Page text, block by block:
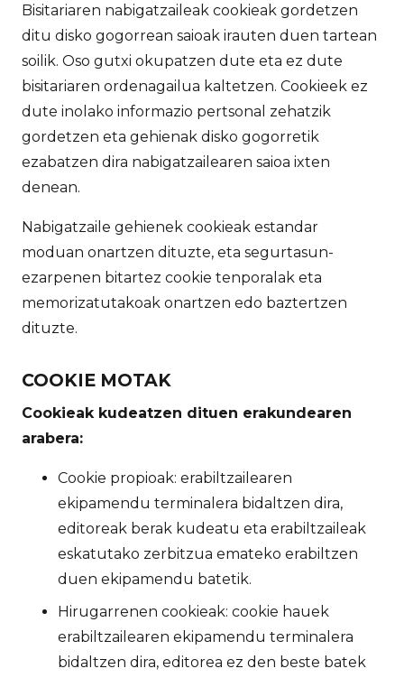
Bisitariaren nabigatzaileak cookieak gordetzen
ditu disko gogorrean saioak irauten duen tartean
soilik. Oso gutxi okupatzen dute eta ez dute
bisitariaren ordenagailua kaltetzen. Cookieek ez
dute inolako informazio pertsonal zehatzik
gordetzen eta gehienak disko gogorretik
ezabatzen dira nabigatzailearen saioa ixten
denean.
Nabigatzaile gehienek cookieak estandar
moduan onartzen dituzte, eta segurtasun-
ezarpenen bitartez cookie tenporalak eta
memorizatutakoak onartzen edo baztertzen
dituzte.
COOKIE MOTAK
Cookieak kudeatzen dituen erakundearen
arabera:
Cookie propioak: erabiltzailearen
ekipamendu terminalera bidaltzen dira,
editoreak berak kudeatu eta erabiltzaileak
eskatutako zerbitzua emateko erabiltzen
duen ekipamendu batetik.
Hirugarrenen cookieak: cookie hauek
erabiltzailearen ekipamendu terminalera
bidaltzen dira, editorea ez den beste batek